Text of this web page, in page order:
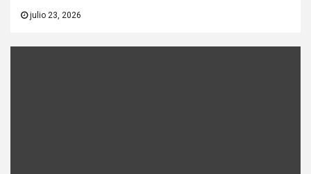
julio 23, 2026